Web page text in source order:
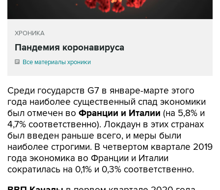
ХРОНИКА
Пандемия коронавируса
Все материалы хроники
Среди государств G7 в январе-марте этого
года наиболее существенный спад экономики
был отмечен во Франции и Италии (на 5,8% и
4,7% соответственно). Локдаун в этих странах
был введен раньше всего, и меры были
наиболее строгими. В четвертом квартале 2019
года экономика во Франции и Италии
сократилась на 0,1% и 0,3% соответственно.